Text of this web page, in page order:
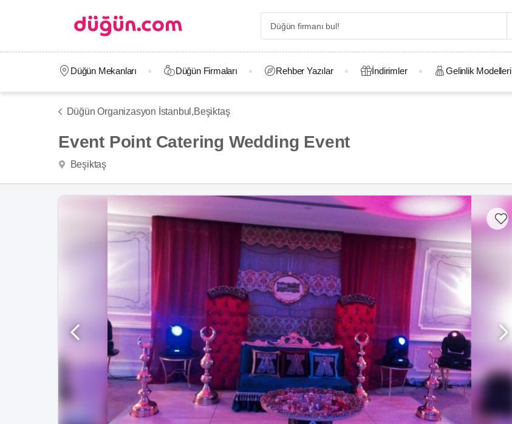
Düğün Mekanları Düğün Firmaları Rehber Yazılar İndirimler Gelinlik Modelleri
Düğün Organizasyon İstanbul,Beşiktaş
Event Point Catering Wedding Event
Beşiktaş